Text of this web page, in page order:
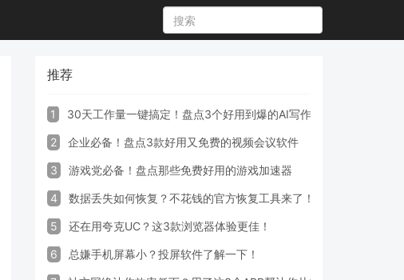
推荐
1 30天工作量一键搞定！盘点3个好用到爆的AI写作生成器工具
2 企业必备！盘点3款好用又免费的视频会议软件
3 游戏党必备！盘点那些免费好用的游戏加速器
4 数据丢失如何恢复？不花钱的官方恢复工具来了！
5 还在用夸克UC？这3款浏览器体验更佳！
6 总嫌手机屏幕小？投屏软件了解一下！